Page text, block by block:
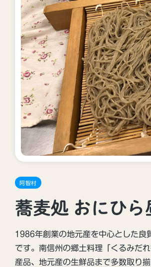
阿智村
蕎麦処 おにひら
1986年創業の地元産を中心とした良
です。南信州の郷土料理「くるみだ
産品、地元産の生鮮品まで多数取り